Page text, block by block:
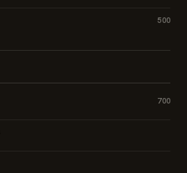
500
700